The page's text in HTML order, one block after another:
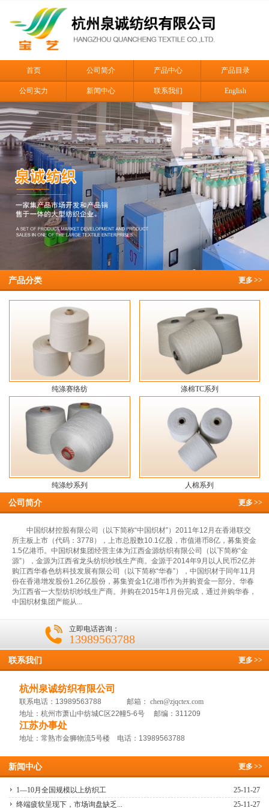
首页 公司简介 产品中心 产品目录
公司实力 新闻中心 联系我们 English
更多>>
产品分类
纯涤赛络纺 涤棉TC系列
纯涤纱系列 人棉系列
更多>>
公司简介
中国织材控股有限公司（以下简称“中国织材”）2011年12月在香港联交
所主板上市（代码：3778），上市总股数10.1亿股，市值港币8亿，募集资金
1.5亿港币。中国织材集团经营主体为江西金源纺织有限公司（以下简称“金
源”），金源为江西省龙头纺织纱线生产商。金源于2014年9月以人民币2亿并
购江西华春色纺科技发展有限公司（以下简称“华春”），中国织材于同年11月
份在香港增发股份1.26亿股份，募集资金1亿港币作为并购资金一部分。华春
为江西省一大型纺织纱线生产商。并购在2015年1月份完成，通过并购华春，
中国织材集团产能从...
立即电话咨询：
13989563788
更多>>
联系我们
杭州泉诚纺织有限公司
联系电话：13989563788 邮箱： chen@zjqctex.com
地址：杭州市萧山中纺城C区22幢5-6号 邮编：311209
江苏办事处
地址：常熟市金狮物流5号楼 电话：13989563788
更多>>
新闻中心
25-11-27
1—10月全国规模以上纺织工
25-11-27
终端疲软呈现下，市场询盘缺乏...